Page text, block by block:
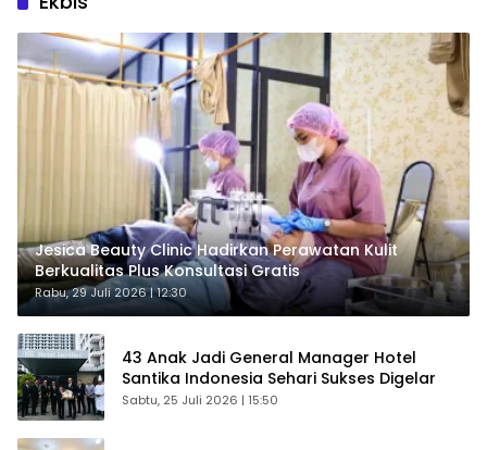
Jesica Beauty Clinic Hadirkan Perawatan Kulit
Berkualitas Plus Konsultasi Gratis
Rabu, 29 Juli 2026 | 12:30
43 Anak Jadi General Manager Hotel
Santika Indonesia Sehari Sukses Digelar
Sabtu, 25 Juli 2026 | 15:50